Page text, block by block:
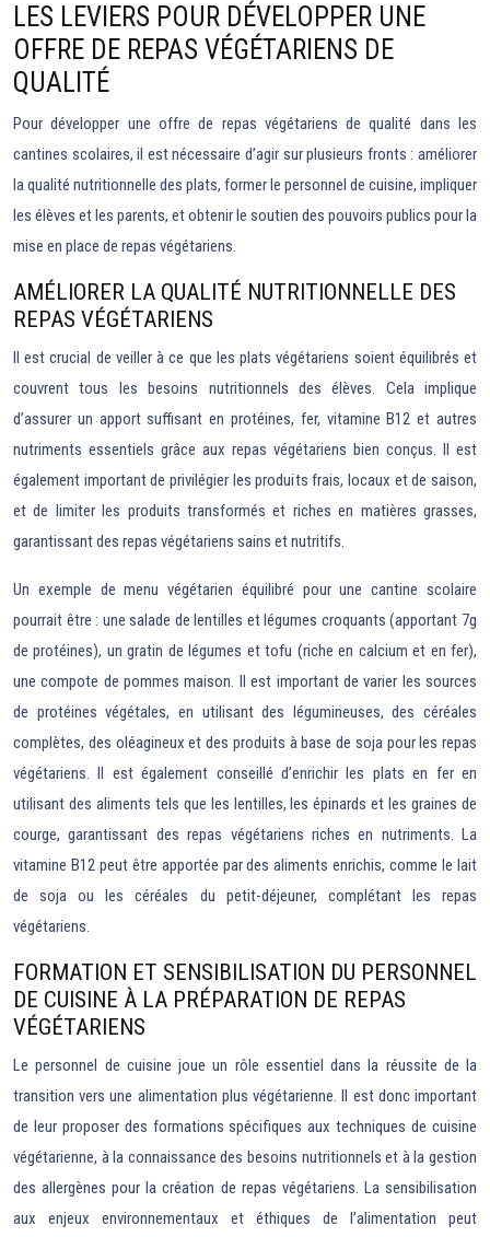
LES LEVIERS POUR DÉVELOPPER UNE
OFFRE DE REPAS VÉGÉTARIENS DE
QUALITÉ
Pour développer une offre de repas végétariens de qualité dans les
cantines scolaires, il est nécessaire d’agir sur plusieurs fronts : améliorer
la qualité nutritionnelle des plats, former le personnel de cuisine, impliquer
les élèves et les parents, et obtenir le soutien des pouvoirs publics pour la
mise en place de repas végétariens.
AMÉLIORER LA QUALITÉ NUTRITIONNELLE DES
REPAS VÉGÉTARIENS
Il est crucial de veiller à ce que les plats végétariens soient équilibrés et
couvrent tous les besoins nutritionnels des élèves. Cela implique
d’assurer un apport suffisant en protéines, fer, vitamine B12 et autres
nutriments essentiels grâce aux repas végétariens bien conçus. Il est
également important de privilégier les produits frais, locaux et de saison,
et de limiter les produits transformés et riches en matières grasses,
garantissant des repas végétariens sains et nutritifs.
Un exemple de menu végétarien équilibré pour une cantine scolaire
pourrait être : une salade de lentilles et légumes croquants (apportant 7g
de protéines), un gratin de légumes et tofu (riche en calcium et en fer),
une compote de pommes maison. Il est important de varier les sources
de protéines végétales, en utilisant des légumineuses, des céréales
complètes, des oléagineux et des produits à base de soja pour les repas
végétariens. Il est également conseillé d’enrichir les plats en fer en
utilisant des aliments tels que les lentilles, les épinards et les graines de
courge, garantissant des repas végétariens riches en nutriments. La
vitamine B12 peut être apportée par des aliments enrichis, comme le lait
de soja ou les céréales du petit-déjeuner, complétant les repas
végétariens.
FORMATION ET SENSIBILISATION DU PERSONNEL
DE CUISINE À LA PRÉPARATION DE REPAS
VÉGÉTARIENS
Le personnel de cuisine joue un rôle essentiel dans la réussite de la
transition vers une alimentation plus végétarienne. Il est donc important
de leur proposer des formations spécifiques aux techniques de cuisine
végétarienne, à la connaissance des besoins nutritionnels et à la gestion
des allergènes pour la création de repas végétariens. La sensibilisation
aux enjeux environnementaux et éthiques de l’alimentation peut